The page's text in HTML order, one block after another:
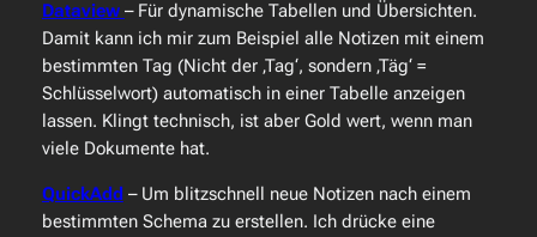
Dataview – Für dynamische Tabellen und Übersichten.
Damit kann ich mir zum Beispiel alle Notizen mit einem
bestimmten Tag (Nicht der ‚Tag‘, sondern ‚Täg‘ =
Schlüsselwort) automatisch in einer Tabelle anzeigen
lassen. Klingt technisch, ist aber Gold wert, wenn man
viele Dokumente hat.
QuickAdd – Um blitzschnell neue Notizen nach einem
bestimmten Schema zu erstellen. Ich drücke eine